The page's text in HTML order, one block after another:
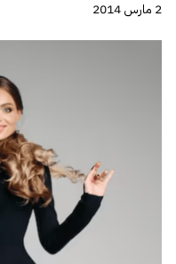
2 مارس 2014